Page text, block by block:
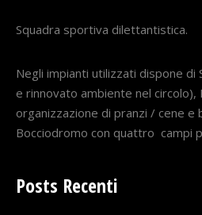
Squadra sportiva dilettantistica.
Negli impianti utilizzati dispone di
e rinnovato ambiente nel
organizzazione di pranzi / cene
Bocciodromo con quattro campi
Posts Recenti